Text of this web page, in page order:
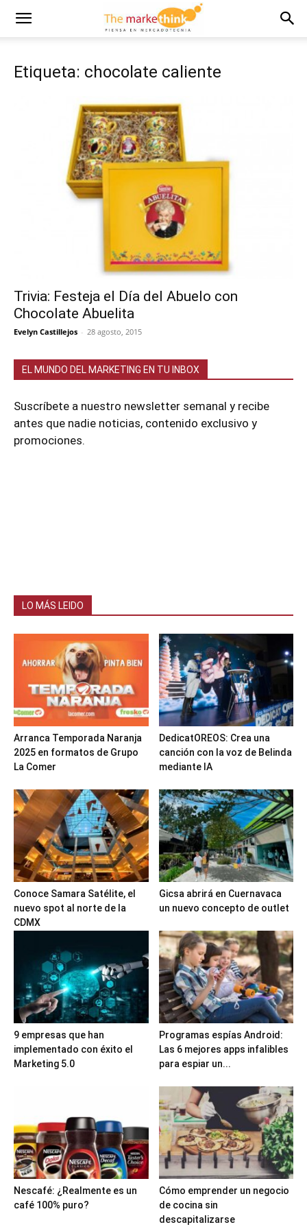
Etiqueta: chocolate caliente
Trivia: Festeja el Día del Abuelo con
Chocolate Abuelita
Evelyn Castillejos - 28 agosto, 2015
EL MUNDO DEL MARKETING EN TU INBOX
Suscríbete a nuestro newsletter semanal y recibe
antes que nadie noticias, contenido exclusivo y
promociones.
LO MÁS LEIDO
Arranca Temporada Naranja
2025 en formatos de Grupo
La Comer
DedicatOREOS: Crea una
canción con la voz de Belinda
mediante IA
Conoce Samara Satélite, el
nuevo spot al norte de la
CDMX
Gicsa abrirá en Cuernavaca
un nuevo concepto de outlet
9 empresas que han
implementado con éxito el
Marketing 5.0
Programas espías Android:
Las 6 mejores apps infalibles
para espiar un...
Nescafé: ¿Realmente es un
café 100% puro?
Cómo emprender un negocio
de cocina sin
descapitalizarse